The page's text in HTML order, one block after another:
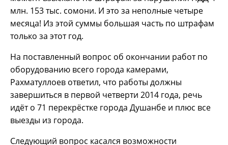
млн. 153 тыс. сомони. И это за неполные четыре
месяца! Из этой суммы большая часть по штрафам
только за этот год.
На поставленный вопрос об окончании работ по
оборудованию всего города камерами,
Рахматуллоев ответил, что работы должны
завершиться в первой четверти 2014 года, речь
идёт о 71 перекрёстке города Душанбе и плюс все
выезды из города.
Следующий вопрос касался возможности